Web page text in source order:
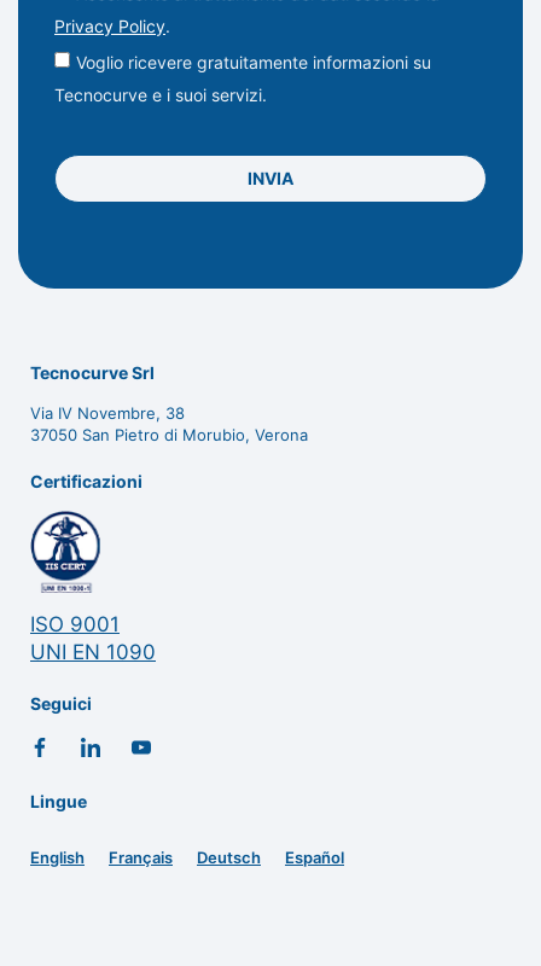
Privacy Policy.
Voglio ricevere gratuitamente informazioni su
Tecnocurve e i suoi servizi.
INVIA
Tecnocurve Srl
Via IV Novembre, 38
37050 San Pietro di Morubio, Verona
Certificazioni
ISO 9001
UNI EN 1090
Seguici
Lingue
English Français Deutsch Español